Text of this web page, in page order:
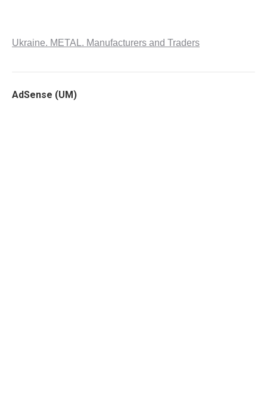
Ukraine. METAL. Manufacturers and Traders
AdSense (UM)